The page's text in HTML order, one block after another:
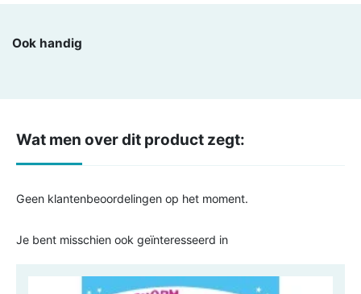
Ook handig
Wat men over dit product zegt:
Geen klantenbeoordelingen op het moment.
Je bent misschien ook geïnteresseerd in